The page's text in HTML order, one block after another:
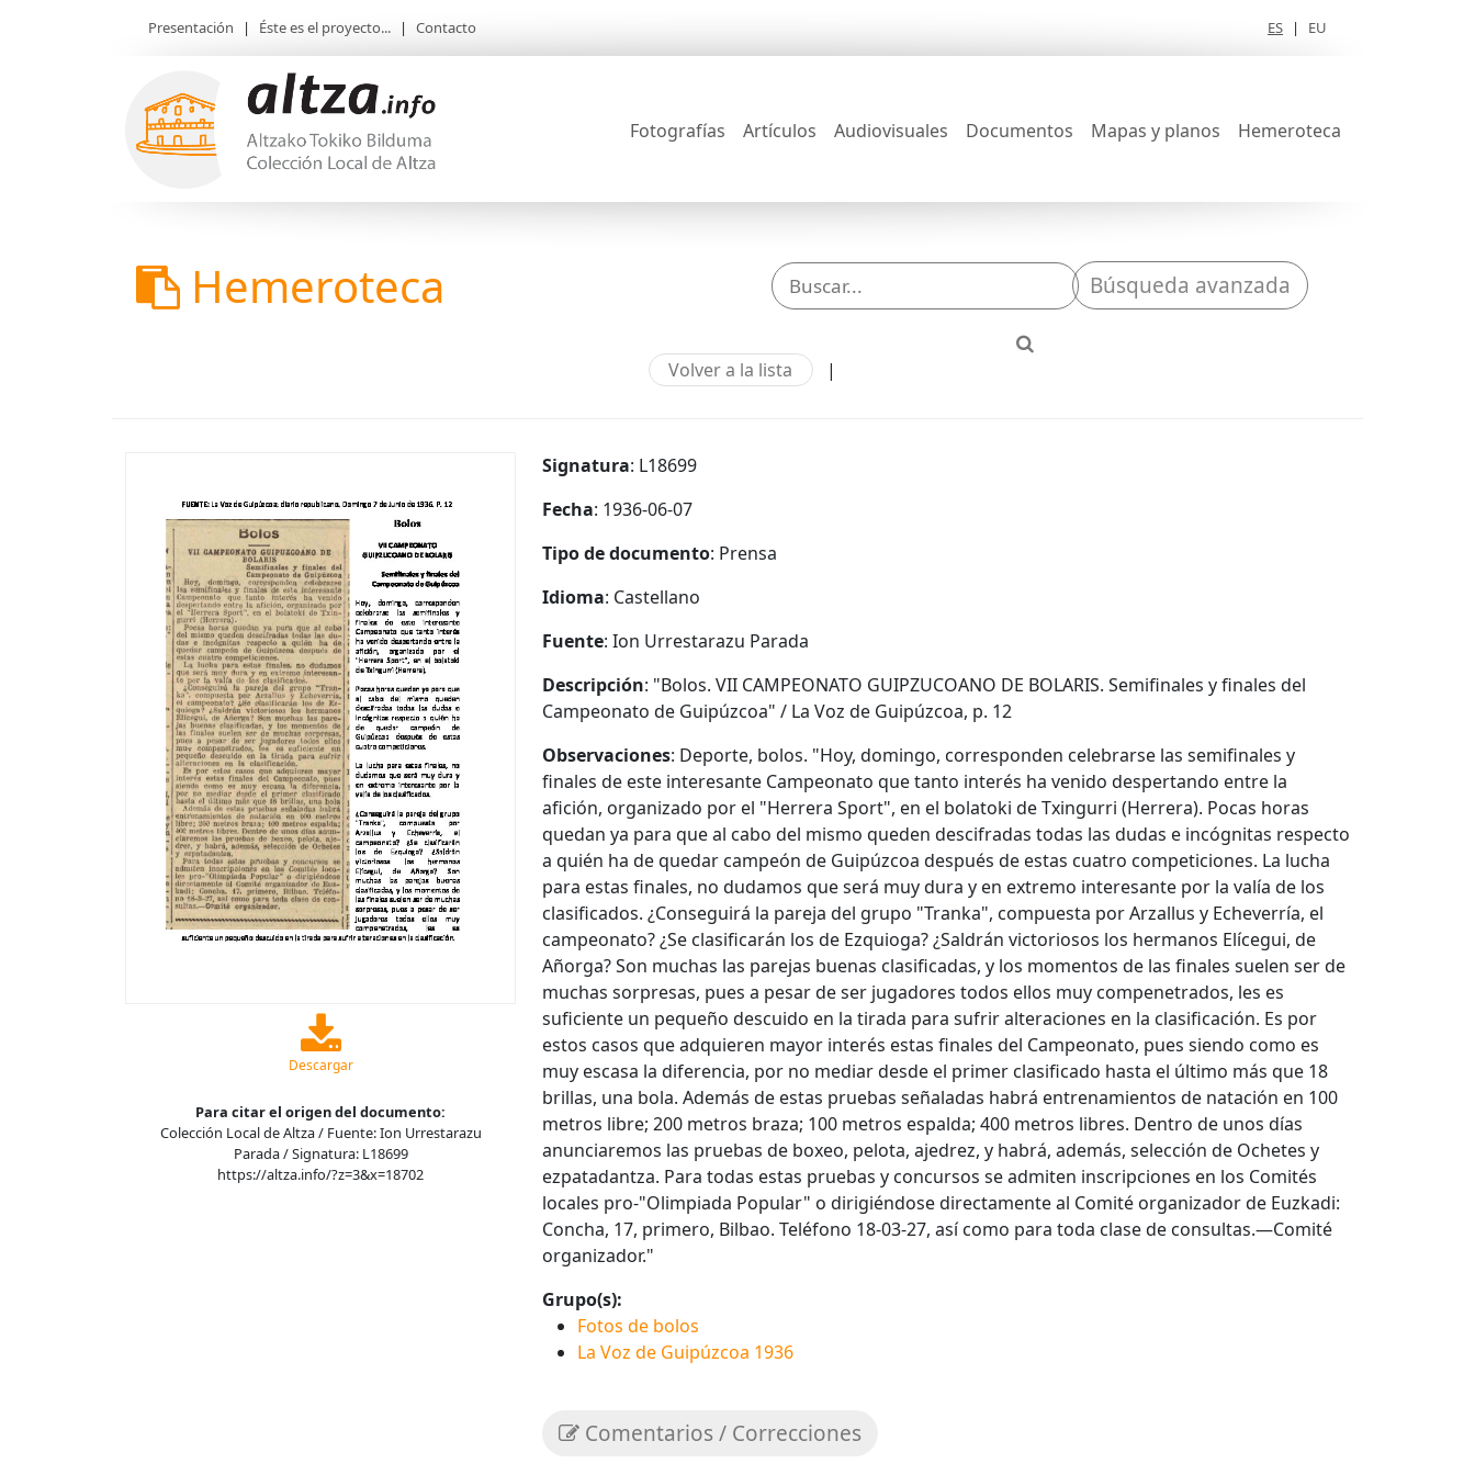
Presentación | Éste es el proyecto... | Contacto ES | EU
Fotografías Artículos Audiovisuales Documentos Mapas y planos Hemeroteca
Hemeroteca Búsqueda avanzada
Volver a la lista |
Descargar
Para citar el origen del documento:
Colección Local de Altza / Fuente: Ion Urrestarazu
Parada / Signatura: L18699
https://altza.info/?z=3&x=18702
Signatura: L18699
Fecha: 1936-06-07
Tipo de documento: Prensa
Idioma: Castellano
Fuente: Ion Urrestarazu Parada
Descripción: "Bolos. VII CAMPEONATO GUIPZUCOANO DE BOLARIS. Semifinales y finales del
Campeonato de Guipúzcoa" / La Voz de Guipúzcoa, p. 12
Observaciones: Deporte, bolos. "Hoy, domingo, corresponden celebrarse las semifinales y
finales de este interesante Campeonato que tanto interés ha venido despertando entre la
afición, organizado por el "Herrera Sport", en el bolatoki de Txingurri (Herrera). Pocas horas
quedan ya para que al cabo del mismo queden descifradas todas las dudas e incógnitas respecto
a quién ha de quedar campeón de Guipúzcoa después de estas cuatro competiciones. La lucha
para estas finales, no dudamos que será muy dura y en extremo interesante por la valía de los
clasificados. ¿Conseguirá la pareja del grupo "Tranka", compuesta por Arzallus y Echeverría, el
campeonato? ¿Se clasificarán los de Ezquioga? ¿Saldrán victoriosos los hermanos Elícegui, de
Añorga? Son muchas las parejas buenas clasificadas, y los momentos de las finales suelen ser de
muchas sorpresas, pues a pesar de ser jugadores todos ellos muy compenetrados, les es
suficiente un pequeño descuido en la tirada para sufrir alteraciones en la clasificación. Es por
estos casos que adquieren mayor interés estas finales del Campeonato, pues siendo como es
muy escasa la diferencia, por no mediar desde el primer clasificado hasta el último más que 18
brillas, una bola. Además de estas pruebas señaladas habrá entrenamientos de natación en 100
metros libre; 200 metros braza; 100 metros espalda; 400 metros libres. Dentro de unos días
anunciaremos las pruebas de boxeo, pelota, ajedrez, y habrá, además, selección de Ochetes y
ezpatadantza. Para todas estas pruebas y concursos se admiten inscripciones en los Comités
locales pro-"Olimpiada Popular" o dirigiéndose directamente al Comité organizador de Euzkadi:
Concha, 17, primero, Bilbao. Teléfono 18-03-27, así como para toda clase de consultas.—Comité
organizador."
Grupo(s):
Fotos de bolos
La Voz de Guipúzcoa 1936
Comentarios / Correcciones